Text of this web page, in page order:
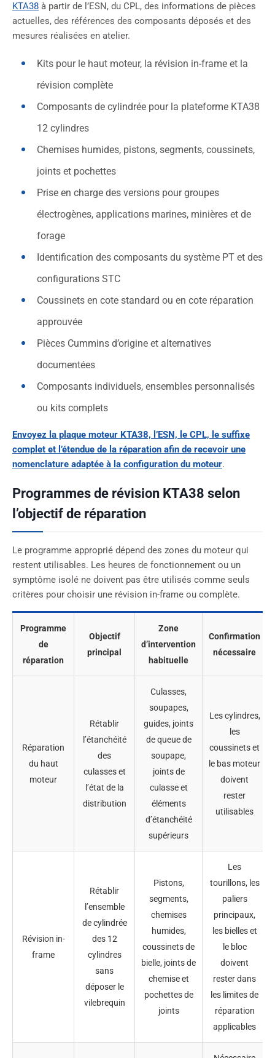
KTA38 à partir de l’ESN, du CPL, des informations de pièces
actuelles, des références des composants déposés et des
mesures réalisées en atelier.
Kits pour le haut moteur, la révision in-frame et la
révision complète
Composants de cylindrée pour la plateforme KTA38
12 cylindres
Chemises humides, pistons, segments, coussinets,
joints et pochettes
Prise en charge des versions pour groupes
électrogènes, applications marines, minières et de
forage
Identification des composants du système PT et des
configurations STC
Coussinets en cote standard ou en cote réparation
approuvée
Pièces Cummins d’origine et alternatives
documentées
Composants individuels, ensembles personnalisés
ou kits complets
Envoyez la plaque moteur KTA38, l’ESN, le CPL, le suffixe
complet et l’étendue de la réparation afin de recevoir une
nomenclature adaptée à la configuration du moteur.
Programmes de révision KTA38 selon
l’objectif de réparation
Le programme approprié dépend des zones du moteur qui
restent utilisables. Les heures de fonctionnement ou un
symptôme isolé ne doivent pas être utilisés comme seuls
critères pour choisir une révision in-frame ou complète.
Programme
de
réparation
Objectif
principal
Zone
d’intervention
habituelle
Confirmation
nécessaire
Réparation
du haut
moteur
Rétablir
l’étanchéité
des
culasses et
l’état de la
distribution
Culasses,
soupapes,
guides, joints
de queue de
soupape,
joints de
culasse et
éléments
d’étanchéité
supérieurs
Les cylindres,
les
coussinets et
le bas moteur
doivent
rester
utilisables
Révision in-
frame
Rétablir
l’ensemble
de cylindrée
des 12
cylindres
sans
déposer le
vilebrequin
Pistons,
segments,
chemises
humides,
coussinets de
bielle, joints de
chemise et
pochettes de
joints
Les
tourillons, les
paliers
principaux,
les bielles et
le bloc
doivent
rester dans
les limites de
réparation
applicables